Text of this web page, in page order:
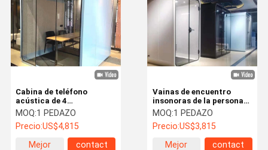
Solicitar Una
Cita
Puerta a prueba de sonido
Puerta aislante del sonido
Puerta aislante del ruido
Vainas de encuentro
insonoras de la persona
de la cabina acústica
doble de aluminio de la
oficina
MOQ:1 PEDAZO
Precio:US$3,815
Mejor
contact
Cabina de teléfono
acústica de 4
capacidades, cabina de
teléfono privada para la
oficina
MOQ:1 PEDAZO
Precio:US$4,815
Mejor
contact